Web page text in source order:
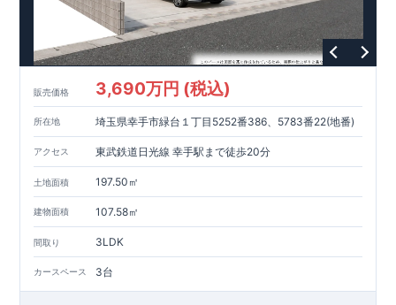
・村上華林堂病院…約1,180 ～ 1,500m （徒歩15～ 20分）
・野方塚原公園…約34 ～ 1 6 0 m（ 徒歩1 ～ 2 分）
東栄住宅の家づくりへのこだわり
■『BELS』 一次エネルギー消費量等級6取得
■耐震等級3（地震に強い）
■断熱性能と省エネ
■充実のアフターサポート
※クリックで各詳細ページに移動します♪
★★★現地案内ご予約受付中★★★
いつでもお気軽にお問合せください！
TEL092-739-1388東栄住宅 福岡営業所まで
営業時間 9時30分～18時30分
定休日 火曜・水曜・夏季休暇・年末年始など
販売価格 3,690万円 (税込)
所在地 埼玉県幸手市緑台１丁目5252番386、5783番22(地番)
アクセス 東武鉄道日光線 幸手駅まで徒歩20分
土地面積 197.50㎡
建物面積 107.58㎡
間取り 3LDK
カースペース 3台